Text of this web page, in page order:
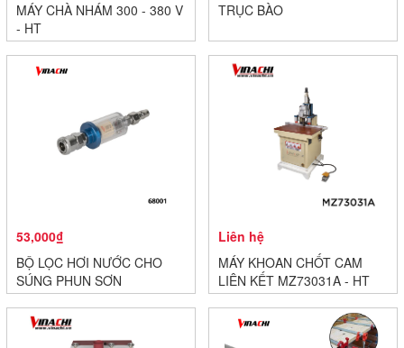
MÁY CHÀ NHÁM 300 - 380 V
- HT
TRỤC BÀO
53,000₫
BỘ LỌC HƠI NƯỚC CHO
SÚNG PHUN SƠN
Liên hệ
MÁY KHOAN CHỐT CAM
LIÊN KẾT MZ73031A - HT